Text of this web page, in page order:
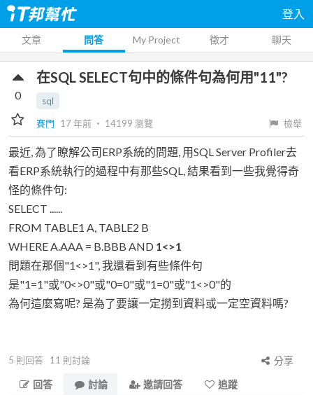
登入
文章 問答 My Project 徵才 聊天
在SQL SELECT句中的條件句為何用"11"?
sql
賽門
17 年前 ‧ 14199 瀏覽 檢舉
0
最近, 為了瞭解公司ERP系統的問題, 用SQL Server Profiler去
看ERP系統執行的過程中有那些SQL, 結果看到一些我覺得奇
怪的條件句:
SELECT ......
FROM TABLE1 A, TABLE2 B
WHERE A.AAA = B.BBB AND 1<>1
問題在那個"1<>1", 我還看到有些條件句
是"1=1"或"0<>0"或"0=0"或"1=0"或"1<>0"的
為何這麼寫呢? 是為了要讓一定撈到資料或一定空資料嗎?
5 則回答 11 則討論
分享
回答
討論 邀請回答
追蹤